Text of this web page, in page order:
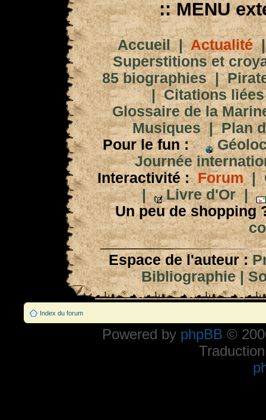
:: MENU
Accueil|Actualité
Superstitions et
85 biographies|
|Citations
Glossaire de la
Musiques|Plan
Pour le fun :
Journée
Interactivité : Forum|
|
Livre d'Or|
Un peu de shopping
Espace de l'auteur :
Bibliographie|
Index du forum
Powered by phpBB ©